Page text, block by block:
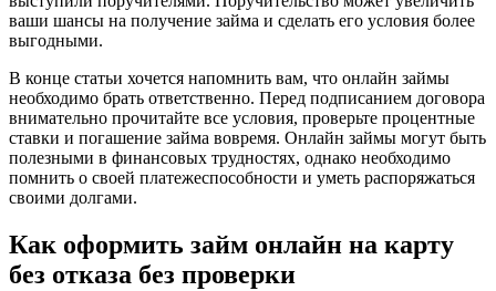
ваши шансы на получение займа и сделать его условия более
выгодными.
В конце статьи хочется напомнить вам, что онлайн займы
необходимо брать ответственно. Перед подписанием договора
внимательно прочитайте все условия, проверьте процентные
ставки и погашение займа вовремя. Онлайн займы могут быть
полезными в финансовых трудностях, однако необходимо
помнить о своей платежеспособности и уметь распоряжаться
своими долгами.
Как оформить займ онлайн на карту
без отказа без проверки